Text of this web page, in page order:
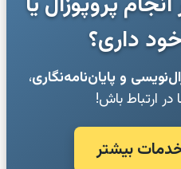
داری؟
و پایان‌نامه‌نگاری،
در ارتباط باش!
بیشتر